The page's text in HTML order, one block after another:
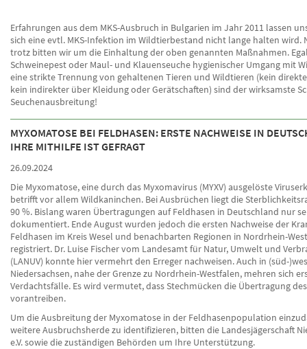
Erfahrungen aus dem MKS-Ausbruch in Bulgarien im Jahr 2011 lassen
sich eine evtl. MKS-Infektion im Wildtierbestand nicht lange halten wird.
trotz bitten wir um die Einhaltung der oben genannten Maßnahmen.
Schweinepest oder Maul- und Klauenseuche hygienischer Umgang mit
eine strikte Trennung von gehaltenen Tieren und Wildtieren (kein
kein indirekter über Kleidung oder Gerätschaften) sind der wirksamste
Seuchenausbreitung!
MYXOMATOSE BEI FELDHASEN: ERSTE NACHWEISE IN
IHRE MITHILFE IST GEFRAGT
26.09.2024
Die Myxomatose, eine durch das Myxomavirus (MYXV) ausgelöste
betrifft vor allem Wildkaninchen. Bei Ausbrüchen liegt die
90 %. Bislang waren Übertragungen auf Feldhasen in Deutschland nur
dokumentiert. Ende August wurden jedoch die ersten Nachweise der
Feldhasen im Kreis Wesel und benachbarten Regionen in Nordrhein-
registriert. Dr. Luise Fischer vom Landesamt für Natur, Umwelt und
(LANUV) konnte hier vermehrt den Erreger nachweisen. Auch in (süd-
Niedersachsen, nahe der Grenze zu Nordrhein-Westfalen, mehren sich
Verdachtsfälle. Es wird vermutet, dass Stechmücken die Übertragung
vorantreiben.
Um die Ausbreitung der Myxomatose in der Feldhasenpopulation
weitere Ausbruchsherde zu identifizieren, bitten die Landesjägerschaft
e.V. sowie die zuständigen Behörden um Ihre Unterstützung.